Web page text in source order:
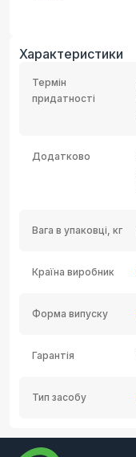
Характеристики
Термін
придатності
Додатково
Вага в упаковці, кг
Країна виробник
Форма випуску
Гарантія
Тип засобу